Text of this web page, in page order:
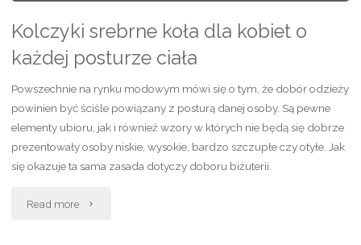
Kolczyki srebrne koła dla kobiet o
każdej posturze ciała
Powszechnie na rynku modowym mówi się o tym, że dobór odzieży
powinien być ściśle powiązany z posturą danej osoby. Są pewne
elementy ubioru, jak i również wzory w których nie będą się dobrze
prezentowały osoby niskie, wysokie, bardzo szczupłe czy otyłe. Jak
się okazuje ta sama zasada dotyczy doboru biżuterii.
Read more "Kolczyki